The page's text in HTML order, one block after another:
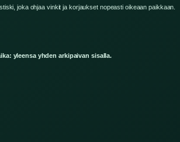
joka ohjaa vinkit ja korjaukset nopeasti oikeaan paikkaan.
yleensa yhden arkipaivan sisalla.